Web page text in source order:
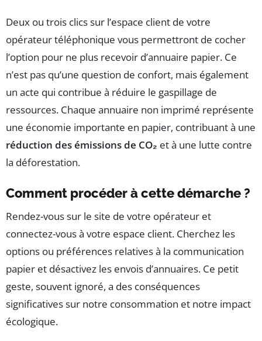
Deux ou trois clics sur l’espace client de votre
opérateur téléphonique vous permettront de cocher
l’option pour ne plus recevoir d’annuaire papier. Ce
n’est pas qu’une question de confort, mais également
un acte qui contribue à réduire le gaspillage de
ressources. Chaque annuaire non imprimé représente
une économie importante en papier, contribuant à une
réduction des émissions de CO₂ et à une lutte contre
la déforestation.
Comment procéder à cette démarche ?
Rendez-vous sur le site de votre opérateur et
connectez-vous à votre espace client. Cherchez les
options ou préférences relatives à la communication
papier et désactivez les envois d’annuaires. Ce petit
geste, souvent ignoré, a des conséquences
significatives sur notre consommation et notre impact
écologique.